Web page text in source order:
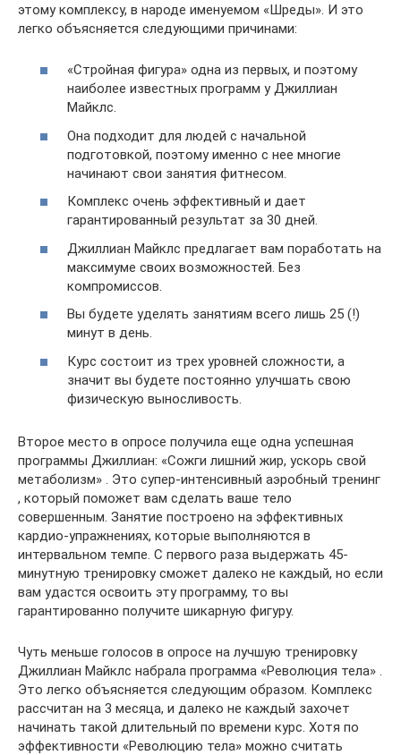
этому комплексу, в народе именуемом «Шреды». И это
легко объясняется следующими причинами:
«Стройная фигура» одна из первых, и поэтому
наиболее известных программ у Джиллиан
Майклс.
Она подходит для людей с начальной
подготовкой, поэтому именно с нее многие
начинают свои занятия фитнесом.
Комплекс очень эффективный и дает
гарантированный результат за 30 дней.
Джиллиан Майклс предлагает вам поработать на
максимуме своих возможностей. Без
компромиссов.
Вы будете уделять занятиям всего лишь 25 (!)
минут в день.
Курс состоит из трех уровней сложности, а
значит вы будете постоянно улучшать свою
физическую выносливость.
Второе место в опросе получила еще одна успешная
программы Джиллиан: «Сожги лишний жир, ускорь свой
метаболизм» . Это супер-интенсивный аэробный тренинг
, который поможет вам сделать ваше тело
совершенным. Занятие построено на эффективных
кардио-упражнениях, которые выполняются в
интервальном темпе. С первого раза выдержать 45-
минутную тренировку сможет далеко не каждый, но если
вам удастся освоить эту программу, то вы
гарантированно получите шикарную фигуру.
Чуть меньше голосов в опросе на лучшую тренировку
Джиллиан Майклс набрала программа «Революция тела» .
Это легко объясняется следующим образом. Комплекс
рассчитан на 3 месяца, и далеко не каждый захочет
начинать такой длительный по времени курс. Хотя по
эффективности «Революцию тела» можно считать